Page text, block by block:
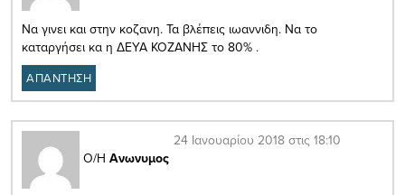
Να γινει και στην κοζανη. Τα βλέπεις ιωαννιδη. Να το
καταργήσει κα η ΔΕΥΑ ΚΟΖΑΝΗΣ το 80% .
ΑΠΑΝΤΗΣΗ
Ο/Η Ανωνυμος
24 Ιανουαρίου 2018 στις 18:10